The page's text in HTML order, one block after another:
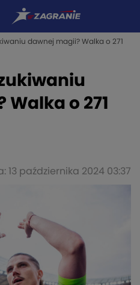
dawnej magii? Walka o 271
o 271
13 października 2024 03:37